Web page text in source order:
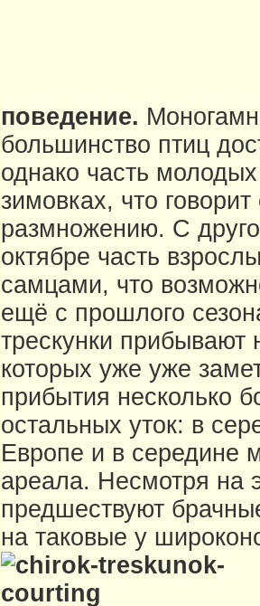
поведение.
большинство птиц
однако часть
зимовках, что
размножению. С
октябре часть
самцами, что
ещё с прошлого
трескунки
которых уже уже
прибытия несколько
остальных уток: в
Европе и в середине
ареала. Несмотря на
предшествуют
на таковые у